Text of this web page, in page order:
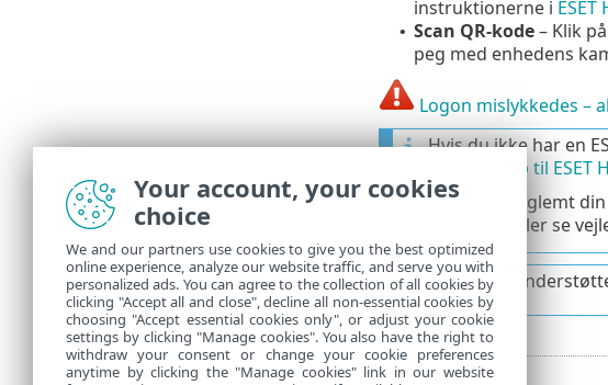
instruktionerne i
• Scan QR-kode– Klik på
peg med enhedens
Logon mislykkedes –
Hvis du ikke har en
Onlinehjælp til ESET
Hvis du har glemt
skærmen eller se
Anti-Theft
Your account, your cookies
choice
We and our partners use cookies to give you the best optimized
online experience, analyze our website traffic, and serve you with
personalized ads. You can agree to the collection of all cookies by
clicking "Accept all and close", decline all non-essential cookies by
choosing "Accept essential cookies only", or adjust your cookie
settings by clicking "Manage cookies". You also have the right to
withdraw your consent or change your cookie preferences
anytime by clicking the "Manage cookies" link in our website